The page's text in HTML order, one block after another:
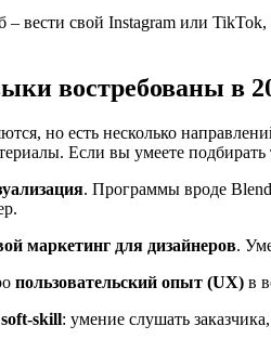
вести свой Instagram или
востребованы в
но есть несколько
Если вы умеете
. Программы вроде
маркетинг для дизайнеров.
пользовательский опыт (UX) в
soft‑skill: умение слушать